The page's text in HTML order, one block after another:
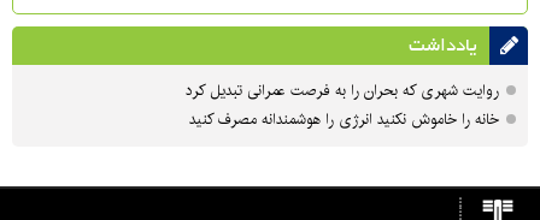
یادداشت
روایت شهری که بحران را به فرصت عمرانی تبدیل کرد
خانه را خاموش نکنید انرژی را هوشمندانه مصرف کنید